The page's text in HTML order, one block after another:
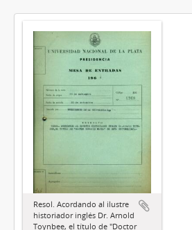
Resol. Acordando al ilustre
historiador inglés Dr. Arnold
Toynbee, el título de "Doctor